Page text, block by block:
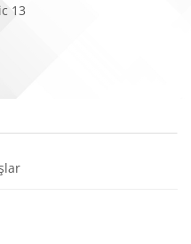
13